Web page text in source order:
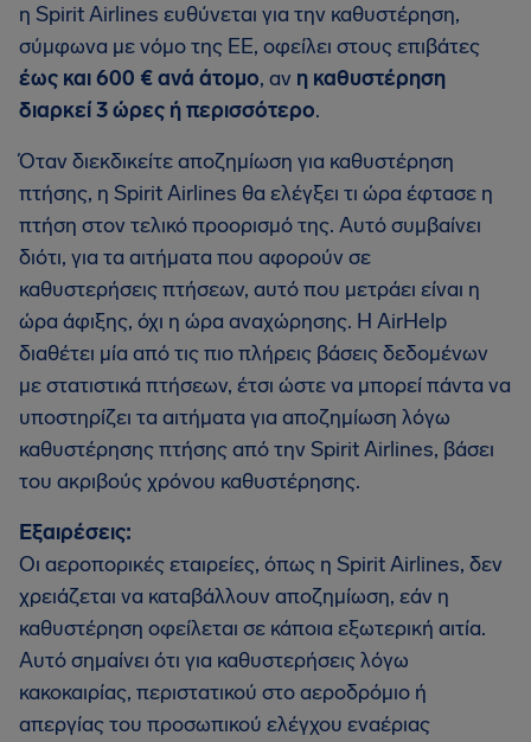
η Spirit Airlines ευθύνεται για την καθυστέρηση,
σύμφωνα με νόμο της ΕΕ, οφείλει στους επιβάτες
έως και 600 € ανά άτομο, αν η καθυστέρηση
διαρκεί 3 ώρες ή περισσότερο.
Όταν διεκδικείτε αποζημίωση για καθυστέρηση
πτήσης, η Spirit Airlines θα ελέγξει τι ώρα έφτασε η
πτήση στον τελικό προορισμό της. Αυτό συμβαίνει
διότι, για τα αιτήματα που αφορούν σε
καθυστερήσεις πτήσεων, αυτό που μετράει είναι η
ώρα άφιξης, όχι η ώρα αναχώρησης. Η AirHelp
διαθέτει μία από τις πιο πλήρεις βάσεις δεδομένων
με στατιστικά πτήσεων, έτσι ώστε να μπορεί πάντα να
υποστηρίζει τα αιτήματα για αποζημίωση λόγω
καθυστέρησης πτήσης από την Spirit Airlines, βάσει
του ακριβούς χρόνου καθυστέρησης.
Εξαιρέσεις:
Οι αεροπορικές εταιρείες, όπως η Spirit Airlines, δεν
χρειάζεται να καταβάλλουν αποζημίωση, εάν η
καθυστέρηση οφείλεται σε κάποια εξωτερική αιτία.
Αυτό σημαίνει ότι για καθυστερήσεις λόγω
κακοκαιρίας, περιστατικού στο αεροδρόμιο ή
απεργίας του προσωπικού ελέγχου εναέριας